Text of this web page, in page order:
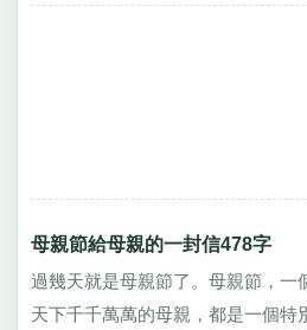
母親節給母親的一封信478字
過幾天就是母親節了。母親節，一
天下千千萬萬的母親，都是一個特